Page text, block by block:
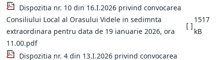
Dispozitia nr. 10 din 16.I.2026 privind convocarea
Consiliului Local al Orasului Videle in sedimnta
extraordinara pentru data de 19 ianuarie 2026, ora
11.00.pdf
[ ]
1517
kB
Dispozitia nr. 4 din 13.I.2026 privind convocarea